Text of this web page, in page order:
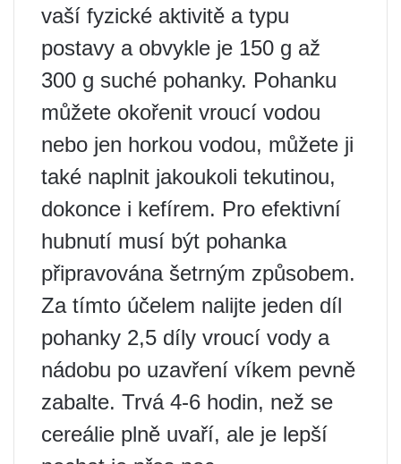
vaší fyzické aktivitě a typu
postavy a obvykle je 150 g až
300 g suché pohanky. Pohanku
můžete okořenit vroucí vodou
nebo jen horkou vodou, můžete ji
také naplnit jakoukoli tekutinou,
dokonce i kefírem. Pro efektivní
hubnutí musí být pohanka
připravována šetrným způsobem.
Za tímto účelem nalijte jeden díl
pohanky 2,5 díly vroucí vody a
nádobu po uzavření víkem pevně
zabalte. Trvá 4-6 hodin, než se
cereálie plně uvaří, ale je lepší